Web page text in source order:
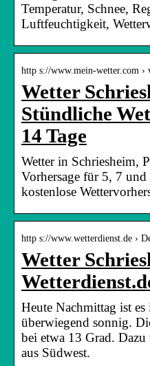
Temperatur, Schnee,
Luftfeuchtigkeit,
http s://www.mein-wetter.com ›
Wetter
Stündliche
14 Tage
Wetter in Schriesheim,
Vorhersage für 5, 7 und
kostenlose
http s://www.wetterdienst.de ›
Wetter
Heute Nachmittag ist es
überwiegend sonnig.
bei etwa 13 Grad.
aus Südwest.